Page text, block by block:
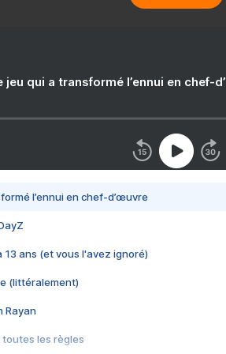
jeu qui a transformé l’ennui en chef-
l’ennui en chef-d’œuvre
13 ans (et vous l'avez ignoré)
(littéralement)
Rayan
toutes les règles